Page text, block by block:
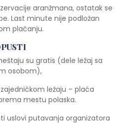
aranžmana, ostatak se
Last minute nije podložan
plaćanju.
su gratis (dele ležaj sa
osobom),
ležaju – plaća
mestu polaska.
uslovi putavanja organizatora